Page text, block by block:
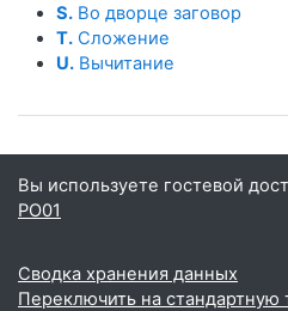
S. Во дворце заговор
T. Сложение
U. Вычитание
Вы используете гостевой
PO01
Сводка хранения данных
Переключить на стандартную